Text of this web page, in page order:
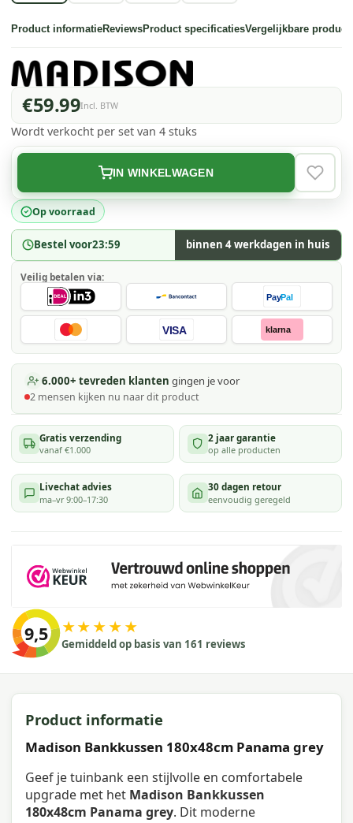
Product informatieReviewsProduct specificatiesVergelijkbare
€59.99Incl. BTW
Op voorraad
Bestel voor23:59 binnen 4 werkdagen in huis
Wordt verkocht per set van 4 stuks
IN WINKELWAGEN
Veilig betalen via:
PayPal
VISA klarna
6.000+ tevreden klanten gingen je voor
2 mensen kijken nu naar dit product
Gratis verzending
vanaf €1.000
2 jaar garantie
op alle producten
Livechat advies
ma–vr 9:00–17:30
30 dagen retour
eenvoudig geregeld
9,5 ★★★★★
Gemiddeld op basis van 161 reviews
Product informatie
Madison Bankkussen 180x48cm Panama grey
Geef je tuinbank een stijlvolle en comfortabele
upgrade met het Madison Bankkussen
180x48cm Panama grey. Dit moderne